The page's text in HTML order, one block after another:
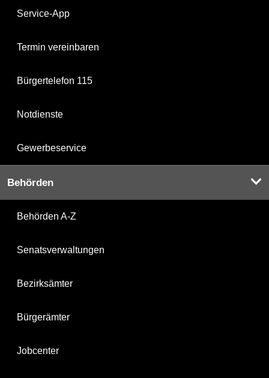
Service-App
Termin vereinbaren
Bürgertelefon 115
Notdienste
Gewerbeservice
Behörden
Behörden A-Z
Senatsverwaltungen
Bezirksämter
Bürgerämter
Jobcenter